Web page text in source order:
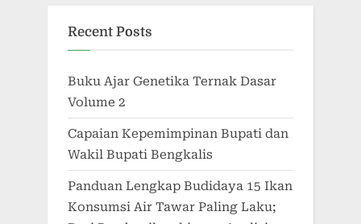
Recent Posts
Buku Ajar Genetika Ternak Dasar
Volume 2
Capaian Kepemimpinan Bupati dan
Wakil Bupati Bengkalis
Panduan Lengkap Budidaya 15 Ikan
Konsumsi Air Tawar Paling Laku;